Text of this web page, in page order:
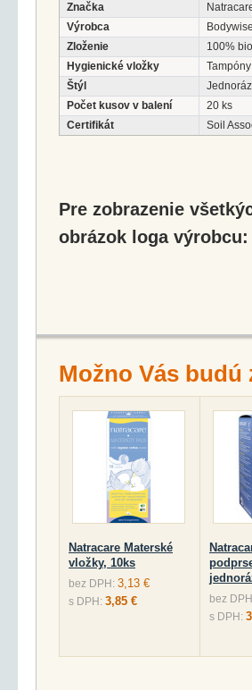
Značka
Výrobca
Zloženie
100%
Hygienické vložky
Štýl
Počet kusov v balení
20 ks
Certifikát
Soil
Pre zobrazenie
obrázok loga výrobcu:
Možno Vás
Natracare Materské
vložky, 10ks
bez DPH: 3,13 €
s DPH: 3,85 € bez
s DPH: